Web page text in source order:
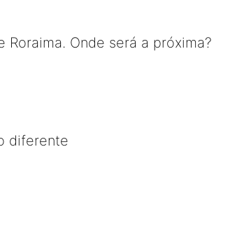
Roraima. Onde será a próxima?
diferente